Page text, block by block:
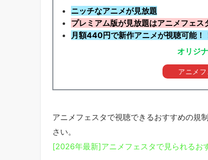
ニッチなアニメが見放題
プレミアム版が見放題はアニメフェス
月額440円で新作アニメが視聴可能！
オリジ
アニメ
アニメフェスタで視聴できるおすすめの規
さい。
[2026年最新]アニメフェスタで見られるお